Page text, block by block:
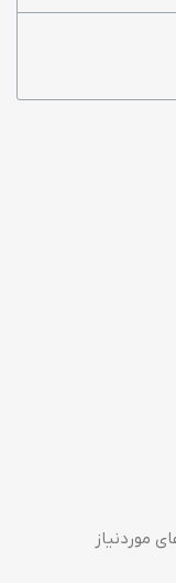
موردنیاز